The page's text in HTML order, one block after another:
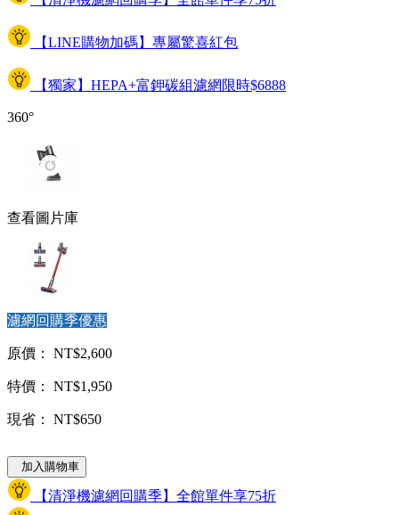
【LINE購物加碼】專屬驚喜紅包
【獨家】HEPA+富鉀碳組濾網限時$6888
360°
查看圖片庫
濾網回購季優惠
原價： NT$2,600
特價： NT$1,950
現省： NT$650
加入購物車
【清淨機濾網回購季】全館單件享75折